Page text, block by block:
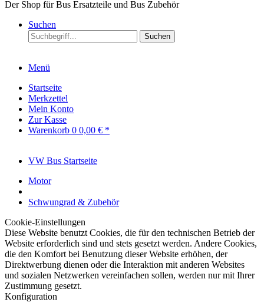
Der Shop für Bus Ersatzteile und Bus Zubehör
Suchen
Suchen
Menü
Startseite
Merkzettel
Mein Konto
Zur Kasse
Warenkorb 0 0,00 € *
VW Bus Startseite
Motor
Schwungrad & Zubehör
Cookie-Einstellungen
Diese Website benutzt Cookies, die für den technischen Betrieb der
Website erforderlich sind und stets gesetzt werden. Andere Cookies,
die den Komfort bei Benutzung dieser Website erhöhen, der
Direktwerbung dienen oder die Interaktion mit anderen Websites
und sozialen Netzwerken vereinfachen sollen, werden nur mit Ihrer
Zustimmung gesetzt.
Konfiguration